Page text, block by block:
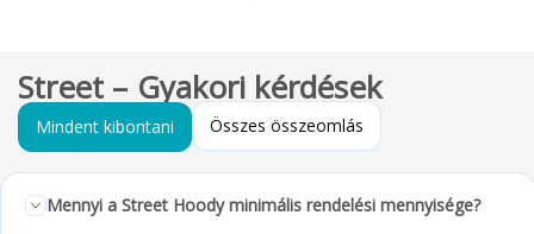
Street – Gyakori kérdések
Mindent kibontani Összes összeomlás
Mennyi a Street Hoody minimális rendelési mennyisége?